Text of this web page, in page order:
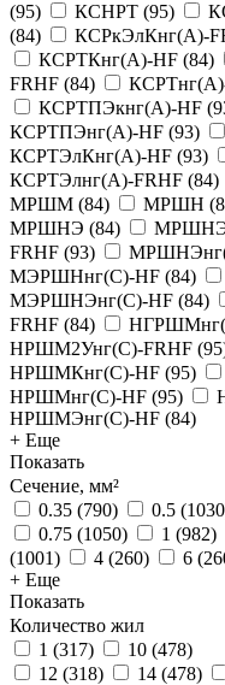
(95) КСНРТ (95)
(84) КСРкЭлКнг(А)-
КСРТКнг(А)-HF (84)
FRHF (84)
КСРТПЭкнг(А)-HF (
КСРТПЭнг(А)-HF (93)
КСРТЭлКнг(А)-HF (93)
КСРТЭлнг(А)-FRHF (84)
МРШМ (84) МРШН (
МРШНЭ (84)
FRHF (93)
МЭРШНнг(С)-HF (84)
МЭРШНЭнг(С)-HF (84)
FRHF (84)
НРШМ2Унг(С)-FRHF (95
НРШМКнг(С)-HF (95)
НРШМнг(С)-HF (95)
НРШМЭнг(С)-HF (84)
+ Еще
Показать
Сечение, мм²
0.35 (790) 0.5 (1030
0.75 (1050) 1 (982)
(1001) 4 (260) 6 (
+ Еще
Показать
Количество жил
1 (317) 10 (478)
12 (318) 14 (478)